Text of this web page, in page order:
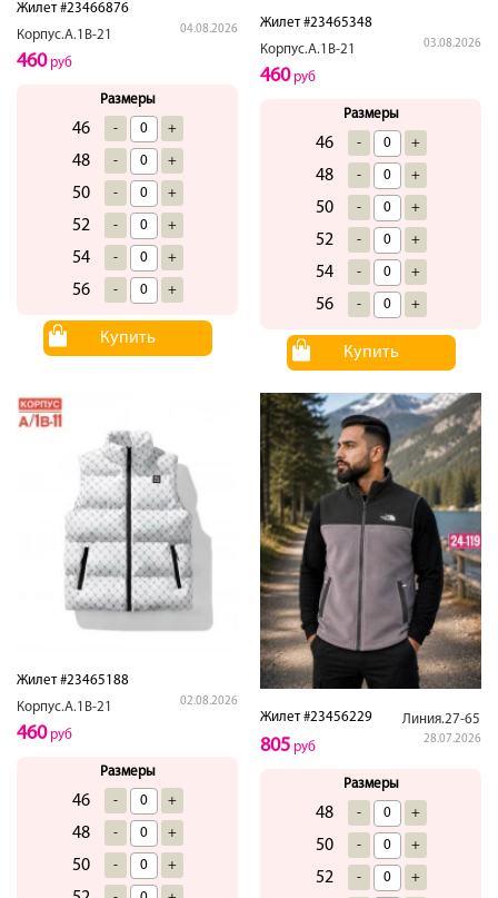
Жилет #23466876
Корпус.А.1В-21
04.08.2026
460руб
Размеры
46 - +
48 - +
50 - +
52 - +
54 - +
56 - +
Купить
Жилет #23465348
Корпус.А.1В-21
03.08.2026
460руб
Размеры
46 - +
48 - +
50 - +
52 - +
54 - +
56 - +
Купить
Жилет #23465188
Корпус.А.1В-21
02.08.2026
460руб
Размеры
46 - +
48 - +
50 - +
Жилет #23456229 Линия.27-65
28.07.2026
805 руб
Размеры
48 - +
50 - +
52 - +